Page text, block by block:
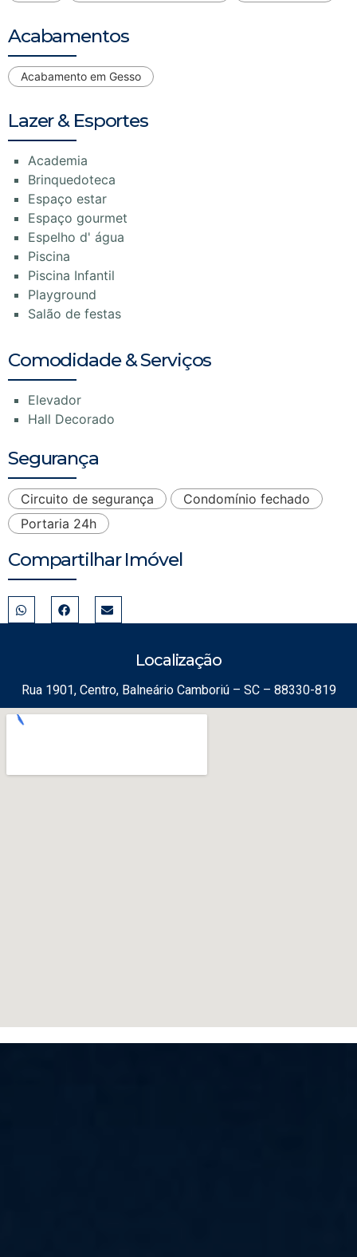
Acabamentos
Acabamento em Gesso
Lazer & Esportes
Academia
Brinquedoteca
Espaço estar
Espaço gourmet
Espelho d' água
Piscina
Piscina Infantil
Playground
Salão de festas
Comodidade & Serviços
Elevador
Hall Decorado
Segurança
Circuito de segurança
Condomínio fechado
Portaria 24h
Compartilhar Imóvel
Localização
Rua 1901, Centro, Balneário Camboriú – SC – 88330-819